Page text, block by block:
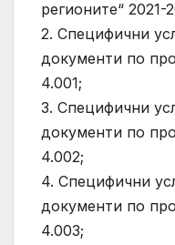
регионите“ 2021-
2. Специфични
документи по
4.001;
3. Специфични
документи по
4.002;
4. Специфични
документи по
4.003;